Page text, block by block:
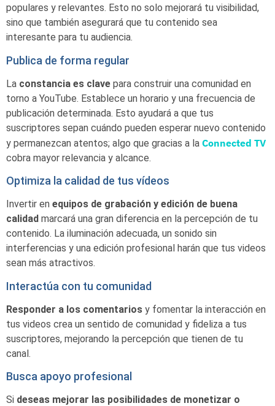
populares y relevantes. Esto no solo mejorará tu visibilidad,
sino que también asegurará que tu contenido sea
interesante para tu audiencia.
Publica de forma regular
La constancia es clave para construir una comunidad en
torno a YouTube. Establece un horario y una frecuencia de
publicación determinada. Esto ayudará a que tus
suscriptores sepan cuándo pueden esperar nuevo contenido
y permanezcan atentos; algo que gracias a la Connected TV
cobra mayor relevancia y alcance.
Optimiza la calidad de tus vídeos
Invertir en equipos de grabación y edición de buena
calidad marcará una gran diferencia en la percepción de tu
contenido. La iluminación adecuada, un sonido sin
interferencias y una edición profesional harán que tus videos
sean más atractivos.
Interactúa con tu comunidad
Responder a los comentarios y fomentar la interacción en
tus videos crea un sentido de comunidad y fideliza a tus
suscriptores, mejorando la percepción que tienen de tu
canal.
Busca apoyo profesional
Si deseas mejorar las posibilidades de monetizar o